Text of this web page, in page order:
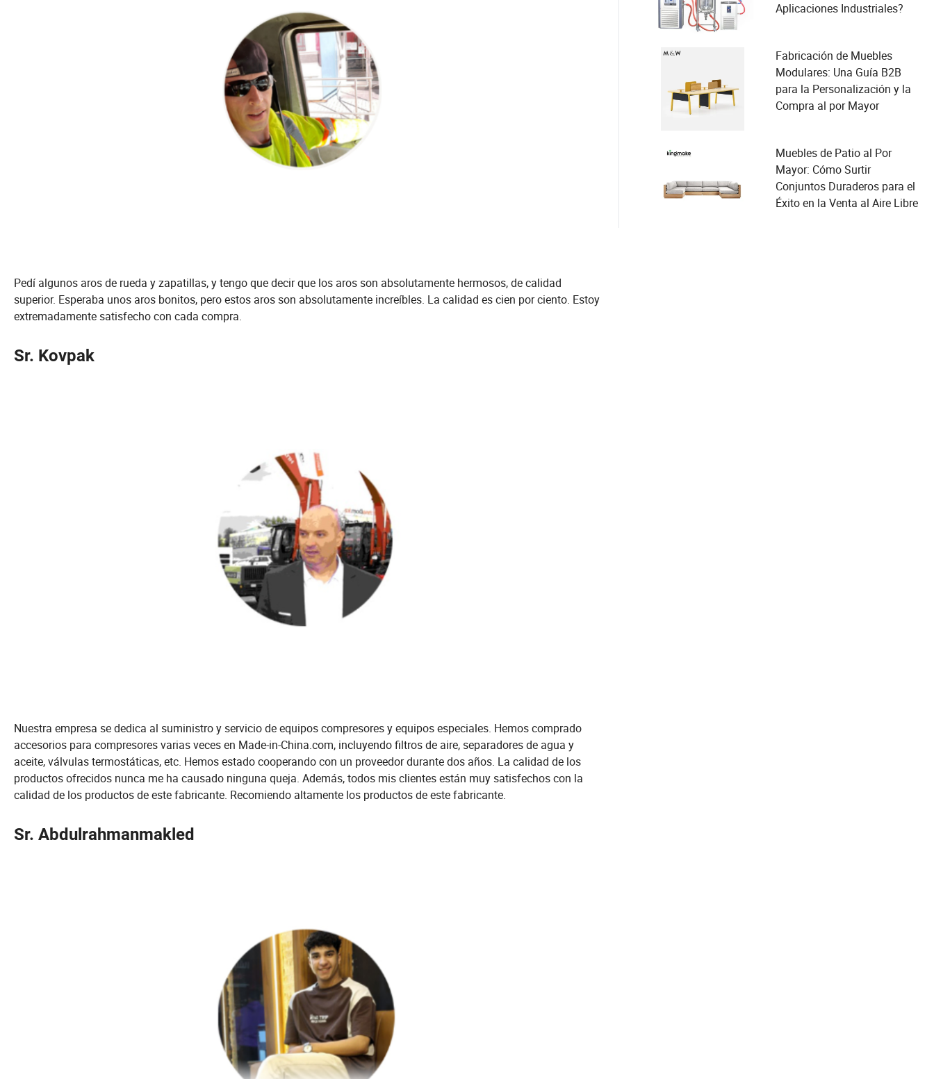
Pedí algunos aros de rueda y zapatillas, y tengo que decir que los aros son absolutamente hermosos, de calidad
superior. Esperaba unos aros bonitos, pero estos aros son absolutamente increíbles. La calidad es cien por ciento. Estoy
extremadamente satisfecho con cada compra.
Sr. Kovpak
Nuestra empresa se dedica al suministro y servicio de equipos compresores y equipos especiales. Hemos comprado
accesorios para compresores varias veces en Made-in-China.com, incluyendo filtros de aire, separadores de agua y
aceite, válvulas termostáticas, etc. Hemos estado cooperando con un proveedor durante dos años. La calidad de los
productos ofrecidos nunca me ha causado ninguna queja. Además, todos mis clientes están muy satisfechos con la
calidad de los productos de este fabricante. Recomiendo altamente los productos de este fabricante.
Sr. Abdulrahmanmakled
Aplicaciones Industriales?
Fabricación de Muebles
Modulares: Una Guía B2B
para la Personalización y la
Compra al por Mayor
Muebles de Patio al Por
Mayor: Cómo Surtir
Conjuntos Duraderos para el
Éxito en la Venta al Aire Libre